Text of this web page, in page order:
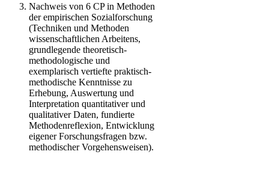
Nachweis von 6 CP in Methoden
der empirischen Sozialforschung
(Techniken und Methoden
wissenschaftlichen Arbeitens,
grundlegende theoretisch-
methodologische und
exemplarisch vertiefte praktisch-
methodische Kenntnisse zu
Erhebung, Auswertung und
Interpretation quantitativer und
qualitativer Daten, fundierte
Methodenreflexion, Entwicklung
eigener Forschungsfragen bzw.
methodischer Vorgehensweisen).